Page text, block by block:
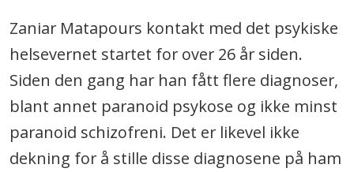
Zaniar Matapours kontakt med det psykiske
helsevernet startet for over 26 år siden.
Siden den gang har han fått flere diagnoser,
blant annet paranoid psykose og ikke minst
paranoid schizofreni. Det er likevel ikke
dekning for å stille disse diagnosene på ham